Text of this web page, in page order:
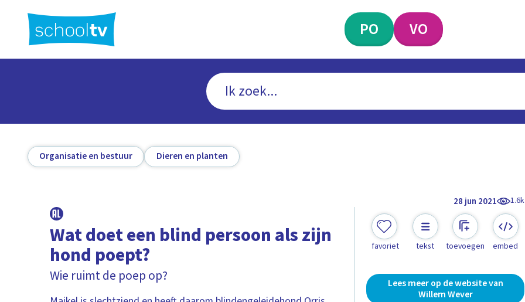
hoofdinhoud
PO VO
Organisatie en bestuur Dieren en planten
28 jun 2021 1.6k
Wat doet een blind persoon als zijn
hond poept?
Wie ruimt de poep op?
favoriet tekst toevoegen embed
Lees meer op de website van
Willem Wever